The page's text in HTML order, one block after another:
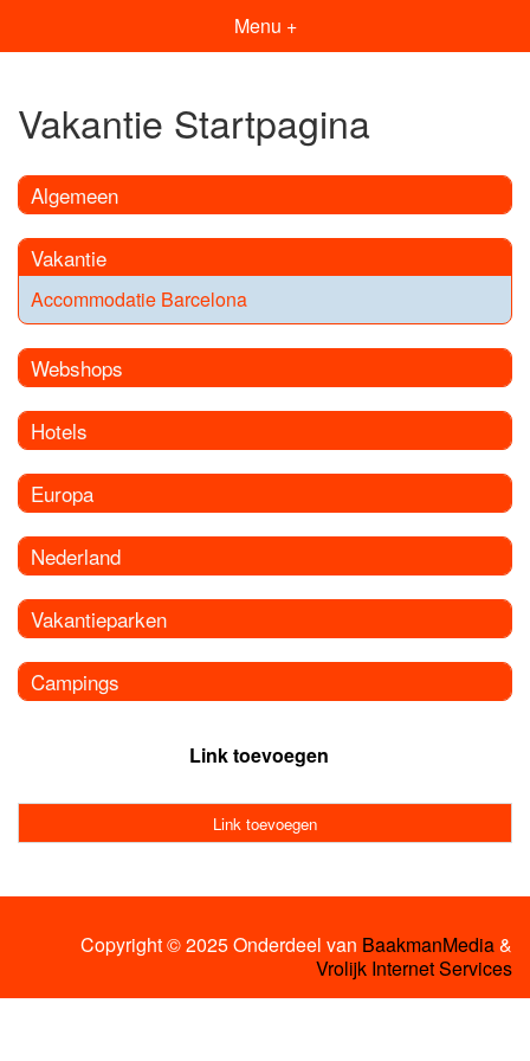
Menu +
Vakantie Startpagina
Algemeen
Vakantie
Accommodatie Barcelona
Webshops
Hotels
Europa
Nederland
Vakantieparken
Campings
Link toevoegen
Link toevoegen
Copyright © 2025 Onderdeel van BaakmanMedia&
Vrolijk Internet Services